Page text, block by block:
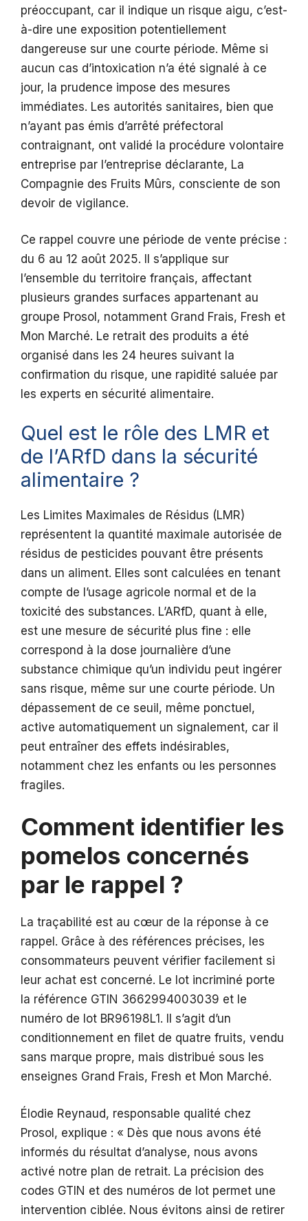
préoccupant, car il indique un risque aigu, c’est-
à-dire une exposition potentiellement
dangereuse sur une courte période. Même si
aucun cas d’intoxication n’a été signalé à ce
jour, la prudence impose des mesures
immédiates. Les autorités sanitaires, bien que
n’ayant pas émis d’arrêté préfectoral
contraignant, ont validé la procédure volontaire
entreprise par l’entreprise déclarante, La
Compagnie des Fruits Mûrs, consciente de son
devoir de vigilance.
Ce rappel couvre une période de vente précise :
du 6 au 12 août 2025. Il s’applique sur
l’ensemble du territoire français, affectant
plusieurs grandes surfaces appartenant au
groupe Prosol, notamment Grand Frais, Fresh et
Mon Marché. Le retrait des produits a été
organisé dans les 24 heures suivant la
confirmation du risque, une rapidité saluée par
les experts en sécurité alimentaire.
Quel est le rôle des LMR et
de l’ARfD dans la sécurité
alimentaire ?
Les Limites Maximales de Résidus (LMR)
représentent la quantité maximale autorisée de
résidus de pesticides pouvant être présents
dans un aliment. Elles sont calculées en tenant
compte de l’usage agricole normal et de la
toxicité des substances. L’ARfD, quant à elle,
est une mesure de sécurité plus fine : elle
correspond à la dose journalière d’une
substance chimique qu’un individu peut ingérer
sans risque, même sur une courte période. Un
dépassement de ce seuil, même ponctuel,
active automatiquement un signalement, car il
peut entraîner des effets indésirables,
notamment chez les enfants ou les personnes
fragiles.
Comment identifier les
pomelos concernés
par le rappel ?
La traçabilité est au cœur de la réponse à ce
rappel. Grâce à des références précises, les
consommateurs peuvent vérifier facilement si
leur achat est concerné. Le lot incriminé porte
la référence GTIN 3662994003039 et le
numéro de lot BR96198L1. Il s’agit d’un
conditionnement en filet de quatre fruits, vendu
sans marque propre, mais distribué sous les
enseignes Grand Frais, Fresh et Mon Marché.
Élodie Reynaud, responsable qualité chez
Prosol, explique : « Dès que nous avons été
informés du résultat d’analyse, nous avons
activé notre plan de retrait. La précision des
codes GTIN et des numéros de lot permet une
intervention ciblée. Nous évitons ainsi de retirer